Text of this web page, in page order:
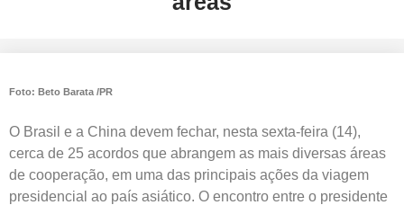
Foto: Beto Barata /PR
O Brasil e a China devem fechar, nesta sexta-feira (14),
cerca de 25 acordos que abrangem as mais diversas áreas
de cooperação, em uma das principais ações da viagem
presidencial ao país asiático. O encontro entre o presidente